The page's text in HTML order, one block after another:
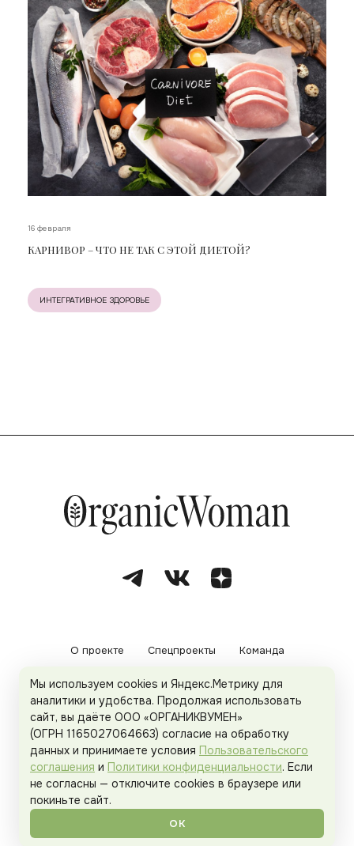
16 февраля
КАРНИВОР – ЧТО НЕ ТАК С ЭТОЙ ДИЕТОЙ?
ИНТЕГРАТИВНОЕ ЗДОРОВЬЕ
О проекте Спецпроекты Команда
Рекламодателям Политика конфиденциальности
Пользовательское соглашение
Organicwoman.ru . Все права защищены.
Мы используем cookies и Яндекс.Метрику для
аналитики и удобства. Продолжая использовать
сайт, вы даёте ООО «ОРГАНИКВУМЕН»
(ОГРН 1165027064663) согласие на обработку
данных и принимаете условия Пользовательского
соглашения и Политики конфиденциальности. Если
не согласны — отключите cookies в браузере или
покиньте сайт.
ОК